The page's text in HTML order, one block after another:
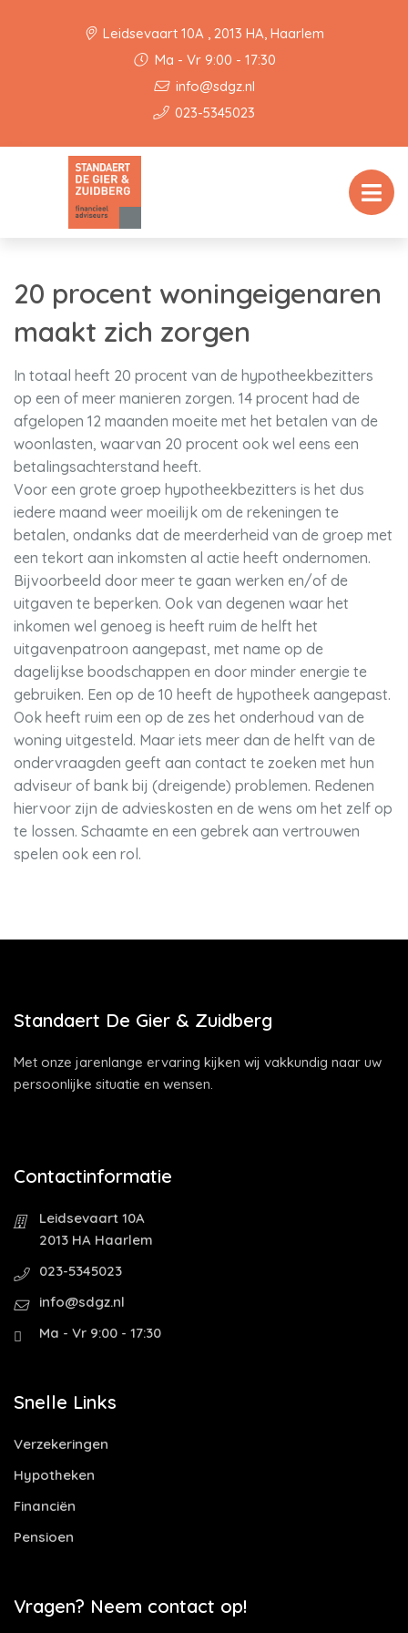
Leidsevaart 10A , 2013 HA, Haarlem
Ma - Vr 9:00 - 17:30
info@sdgz.nl
023-5345023
20 procent woningeigenaren
maakt zich zorgen
In totaal heeft 20 procent van de hypotheekbezitters
op een of meer manieren zorgen. 14 procent had de
afgelopen 12 maanden moeite met het betalen van de
woonlasten, waarvan 20 procent ook wel eens een
betalingsachterstand heeft.
Voor een grote groep hypotheekbezitters is het dus
iedere maand weer moeilijk om de rekeningen te
betalen, ondanks dat de meerderheid van de groep met
een tekort aan inkomsten al actie heeft ondernomen.
Bijvoorbeeld door meer te gaan werken en/of de
uitgaven te beperken. Ook van degenen waar het
inkomen wel genoeg is heeft ruim de helft het
uitgavenpatroon aangepast, met name op de
dagelijkse boodschappen en door minder energie te
gebruiken. Een op de 10 heeft de hypotheek aangepast.
Ook heeft ruim een op de zes het onderhoud van de
woning uitgesteld. Maar iets meer dan de helft van de
ondervraagden geeft aan contact te zoeken met hun
adviseur of bank bij (dreigende) problemen. Redenen
hiervoor zijn de advieskosten en de wens om het zelf op
te lossen. Schaamte en een gebrek aan vertrouwen
spelen ook een rol.
Standaert De Gier & Zuidberg
Met onze jarenlange ervaring kijken wij vakkundig naar uw
persoonlijke situatie en wensen.
Contactinformatie
Leidsevaart 10A
2013 HA Haarlem
023-5345023
info@sdgz.nl
Ma - Vr 9:00 - 17:30
Snelle Links
Verzekeringen
Hypotheken
Financiën
Pensioen
Vragen? Neem contact op!